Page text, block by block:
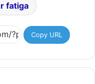
fatiga
Copy URL